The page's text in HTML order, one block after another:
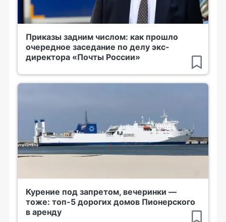
Приказы задним числом: как прошло
очередное заседание по делу экс-
директора «Почты России»
Курение под запретом, вечеринки —
тоже: топ-5 дорогих домов Пионерского
в аренду